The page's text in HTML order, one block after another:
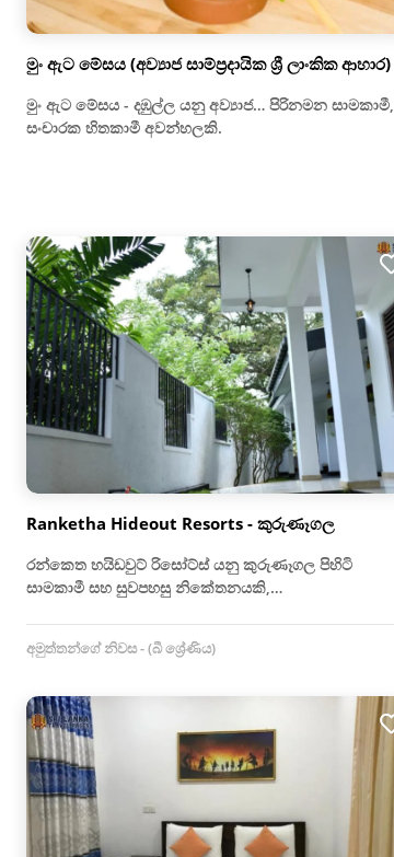
මුං ඇට මේසය (අව්‍යාජ සාම්ප්‍රදායික ශ්‍රී ලාංකික ආහාර)
මුං ඇට මේසය - දඹුල්ල යනු අව්‍යාජ… පිරිනමන සාමකාමී,
සංචාරක හිතකාමී අවන්හලකි.
Ranketha Hideout Resorts - කුරුණෑගල
රන්කෙත හයිඩවුට් රිසෝට්ස් යනු කුරුණෑගල පිහිටි
සාමකාමී සහ සුවපහසු නිකේතනයකි,…
අමුත්තන්ගේ නිවස - (බී ශ්‍රේණිය)